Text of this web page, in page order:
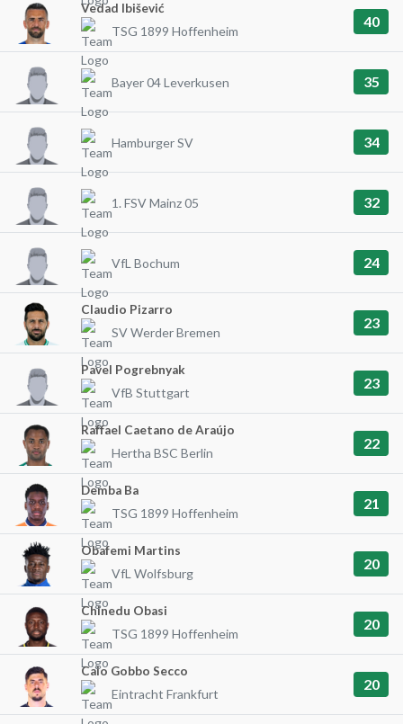
Vedad Ibišević
TSG 1899 Hoffenheim
40
Bayer 04 Leverkusen 35
Hamburger SV 34
1. FSV Mainz 05 32
VfL Bochum 24
Claudio Pizarro
SV Werder Bremen
23
Pavel Pogrebnyak
VfB Stuttgart
23
Raffael Caetano de Araújo
Hertha BSC Berlin
22
Demba Ba
TSG 1899 Hoffenheim
21
Obafemi Martins
VfL Wolfsburg
20
Chinedu Obasi
TSG 1899 Hoffenheim
20
Caio Gobbo Secco
Eintracht Frankfurt
20